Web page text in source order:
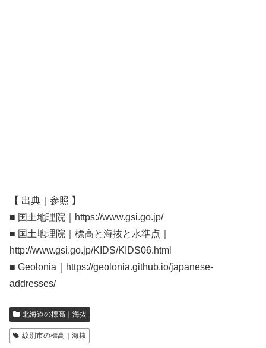
【 出典｜参照 】
■ 国土地理院｜https://www.gsi.go.jp/
■ 国土地理院｜標高と海抜と水準点｜
http://www.gsi.go.jp/KIDS/KIDS06.html
■ Geolonia｜https://geolonia.github.io/japanese-
addresses/
北海道の標高｜海抜
紋別市の標高｜海抜